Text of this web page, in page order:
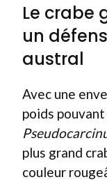
Le crabe
un
austral
Avec une
poids pouvant
plus grand
couleur